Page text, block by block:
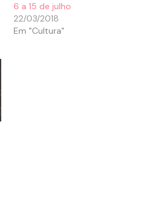
6 a 15 de julho
22/03/2018
Em "Cultura"